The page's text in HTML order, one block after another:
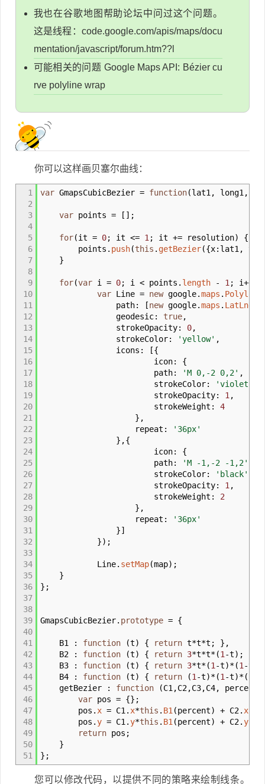
我也在谷歌地图帮助论坛中问过这个问题。
这是线程：code.google.com/apis/maps/docu
mentation/javascript/forum.htm??l
可能相关的问题 Google Maps API: Bézier cu
rve polyline wrap
你可以这样画贝塞尔曲线：
1
2
3
4
5
6
7
8
9
10
11
12
13
14
15
16
17
18
19
20
21
22
23
24
25
26
27
28
29
30
31
32
33
34
35
36
37
38
39
40
41
42
43
44
45
46
47
48
49
50
51
var GmapsCubicBezier = function(lat1 , long1 ,
var points = [ ] ;
for(it = 0; it <= 1 ; it += resolution)
{
points. push(this . getBezier({x: lat1 , y
}
for(var i = 0; i < points. length - 1 ; i++
var Line = newgoogle.maps . Polyline
path: [newgoogle.maps . LatLng
geodesic: true,
strokeOpacity: 0,
strokeColor: 'yellow' ,
icons : [{
icon:
{
path: 'M 0,-2 0,2' ,
strokeColor: 'violet'
strokeOpacity: 1 ,
strokeWeight :
4
} ,
repeat :
'36px'
} ,{
icon:
{
path: 'M -1,-2 -1,2'
strokeColor: 'black'
strokeOpacity: 1 ,
strokeWeight :
2
} ,
repeat :
'36px'
}]
}) ;
Line. setMap(map) ;
}
} ;
GmapsCubicBezier. prototype = {
B1 : function (t) { return t*t*t ; } ,
B2
: function (t) { return 3*t*t*(1 -t) ;
B3
: function (t) { return 3*t*(1 -t)*(1 -t
B4
: function (t) { return (1 -t)*(1 -t)*(
getBezier
: function (C1 ,C2,C3,C4, percent
var pos = {} ;
pos. x = C1. x*this . B1 (percent) + C2. x
pos.y = C1.y*this . B1 (percent) + C2.y
return pos ;
}
} ;
您可以修改代码，以提供不同的策略来绘制线条。